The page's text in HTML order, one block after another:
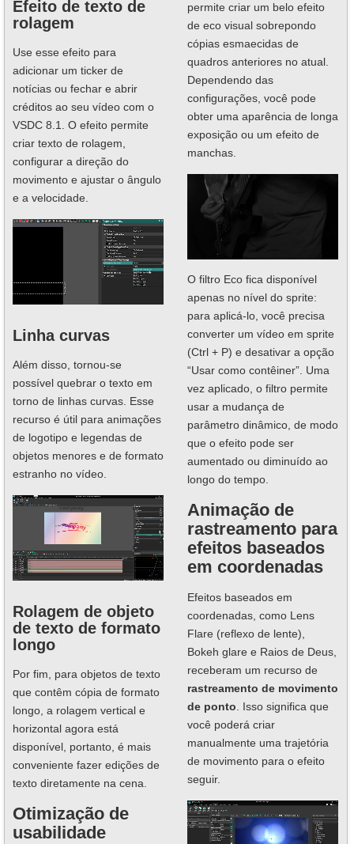
Efeito de texto de
rolagem
Use esse efeito para
adicionar um ticker de
notícias ou fechar e abrir
créditos ao seu vídeo com o
VSDC 8.1. O efeito permite
criar texto de rolagem,
configurar a direção do
movimento e ajustar o ângulo
e a velocidade.
Linha curvas
Além disso, tornou-se
possível quebrar o texto em
torno de linhas curvas. Esse
recurso é útil para animações
de logotipo e legendas de
objetos menores e de formato
estranho no vídeo.
Rolagem de objeto
de texto de formato
longo
Por fim, para objetos de texto
que contêm cópia de formato
longo, a rolagem vertical e
horizontal agora está
disponível, portanto, é mais
conveniente fazer edições de
texto diretamente na cena.
Otimização de
usabilidade
permite criar um belo efeito
de eco visual sobrepondo
cópias esmaecidas de
quadros anteriores no atual.
Dependendo das
configurações, você pode
obter uma aparência de longa
exposição ou um efeito de
manchas.
O filtro Eco fica disponível
apenas no nível do sprite:
para aplicá-lo, você precisa
converter um vídeo em sprite
(Ctrl + P) e desativar a opção
“Usar como contêiner”. Uma
vez aplicado, o filtro permite
usar a mudança de
parâmetro dinâmico, de modo
que o efeito pode ser
aumentado ou diminuído ao
longo do tempo.
Animação de
rastreamento para
efeitos baseados
em coordenadas
Efeitos baseados em
coordenadas, como Lens
Flare (reflexo de lente),
Bokeh glare e Raios de Deus,
receberam um recurso de
rastreamento de movimento
de ponto. Isso significa que
você poderá criar
manualmente uma trajetória
de movimento para o efeito
seguir.